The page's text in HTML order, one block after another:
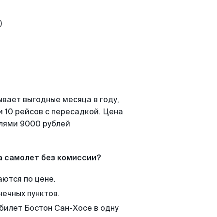
выгодные месяца в году,
рейсов с пересадкой. Цена
9000 рублей
самолет без комиссии?
по цене.
пунктов.
Бостон Сан-Хосе в одну